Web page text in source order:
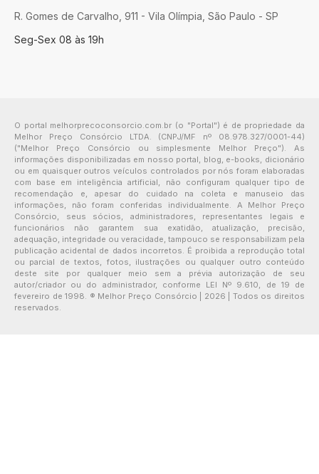
R. Gomes de Carvalho, 911 - Vila Olímpia, São Paulo - SP
Seg-Sex 08 às 19h
O portal melhorprecoconsorcio.com.br (o "Portal") é de propriedade da
Melhor Preço Consórcio LTDA. (CNPJ/MF nº 08.978.327/0001-44)
("Melhor Preço Consórcio ou simplesmente Melhor Preço"). As
informações disponibilizadas em nosso portal, blog, e-books, dicionário
ou em quaisquer outros veículos controlados por nós foram elaboradas
com base em inteligência artificial, não configuram qualquer tipo de
recomendação e, apesar do cuidado na coleta e manuseio das
informações, não foram conferidas individualmente. A Melhor Preço
Consórcio, seus sócios, administradores, representantes legais e
funcionários não garantem sua exatidão, atualização, precisão,
adequação, integridade ou veracidade, tampouco se responsabilizam pela
publicação acidental de dados incorretos. É proibida a reprodução total
ou parcial de textos, fotos, ilustrações ou qualquer outro conteúdo
deste site por qualquer meio sem a prévia autorização de seu
autor/criador ou do administrador, conforme LEI Nº 9.610, de 19 de
fevereiro de 1998. ® Melhor Preço Consórcio | 2026 | Todos os direitos
reservados.